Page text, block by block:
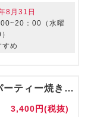
8月31日
：00（水曜
すめ
【札幌限定】ミニパーティー焼きそばセット【ご利用期間：～8/31】
3,400円(税抜)